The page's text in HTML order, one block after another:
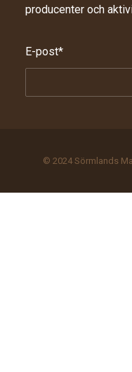
producenter och
E-post*
© 2024 Sörmlands